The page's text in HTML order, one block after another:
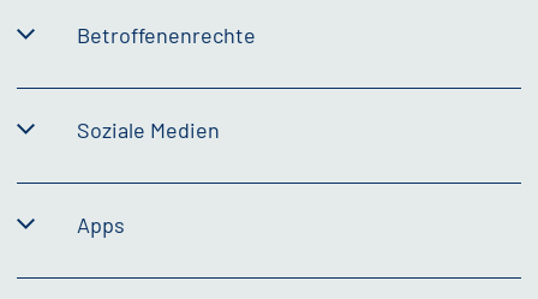
Betroffenenrechte
Soziale Medien
Apps